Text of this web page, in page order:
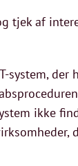
tjek af
system,
ikke